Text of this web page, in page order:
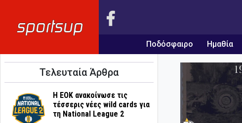
Ποδόσφαιρο Ημαθία
Τελευταία Άρθρα
Η ΕΟΚ ανακοίνωσε τις
τέσσερις νέες wild cards για
τη National League 2